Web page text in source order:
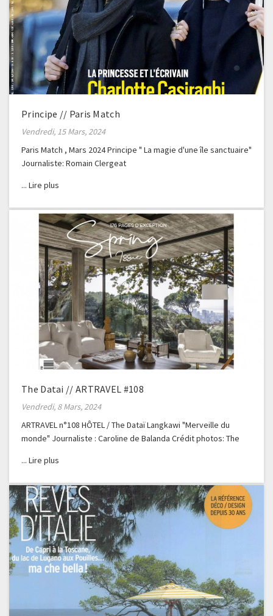
Principe // Paris Match
Vendredi, 15 Mars, 2024
Paris Match , Mars 2024 Principe " La magie d'une île sanctuaire"
Journaliste: Romain Clergeat
The Datai // ARTRAVEL #108
Vendredi, 8 Mars, 2024
ARTRAVEL n°108 HÔTEL / The Dataï Langkawi "Merveille du
monde" Journaliste : Caroline de Balanda Crédit photos: The